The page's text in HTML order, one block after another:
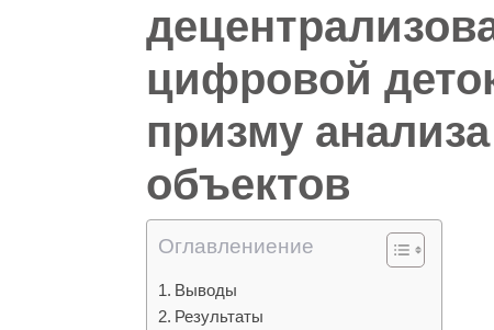
цифровой
призму
объектов
Оглавлениение
Выводы
Результаты